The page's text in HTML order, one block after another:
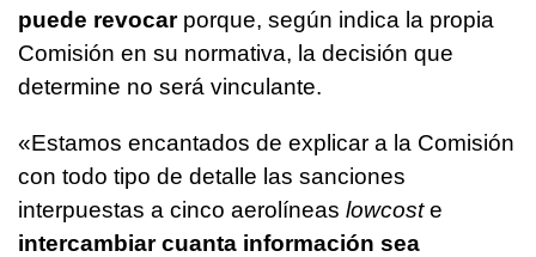
puede revocarporque, según indica la propia
Comisión en su normativa, la decisión que
determine no será vinculante.
«Estamos encantados de explicar a la Comisión
con todo tipo de detalle las sanciones
interpuestas a cinco aerolíneas lowcoste
intercambiar cuanta información sea